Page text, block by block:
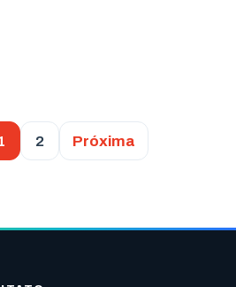
2 Próxima